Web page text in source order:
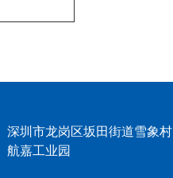
深圳市龙岗区坂田街道雪象村
航嘉工业园